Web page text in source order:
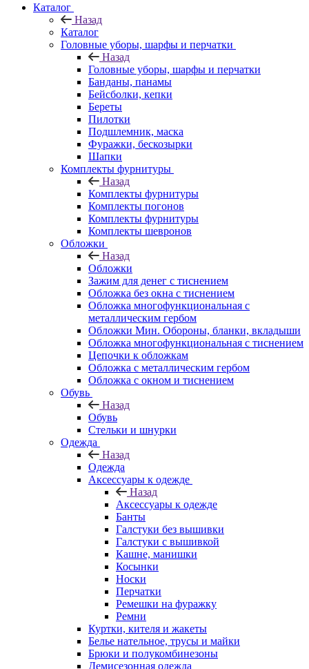
Каталог
Назад
Каталог
Головные уборы, шарфы и перчатки
Назад
Головные уборы, шарфы и перчатки
Банданы, панамы
Бейсболки, кепки
Береты
Пилотки
Подшлемник, маска
Фуражки, бескозырки
Шапки
Комплекты фурнитуры
Назад
Комплекты фурнитуры
Комплекты погонов
Комплекты фурнитуры
Комплекты шевронов
Обложки
Назад
Обложки
Зажим для денег с тиснением
Обложка без окна с тиснением
Обложка многофункциональная с
металлическим гербом
Обложки Мин. Обороны, бланки, вкладыши
Обложка многофункциональная с тиснением
Цепочки к обложкам
Обложка с металлическим гербом
Обложка с окном и тиснением
Обувь
Назад
Обувь
Стельки и шнурки
Одежда
Назад
Одежда
Аксессуары к одежде
Назад
Аксессуары к одежде
Банты
Галстуки без вышивки
Галстуки с вышивкой
Кашне, манишки
Косынки
Носки
Перчатки
Ремешки на фуражку
Ремни
Куртки, кителя и жакеты
Белье нательное, трусы и майки
Брюки и полукомбинезоны
Демисезонная одежда